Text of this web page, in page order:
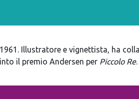
Illustratore e vignettista, ha
il premio Andersen per Piccolo Re.